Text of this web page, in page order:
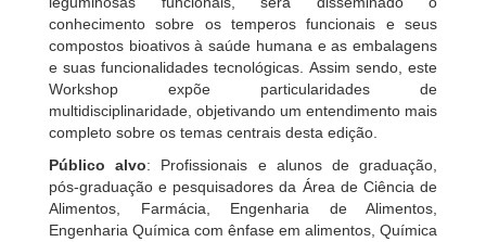
conhecimento sobre os temperos funcionais e seus
compostos bioativos à saúde humana e as embalagens
e suas funcionalidades tecnológicas. Assim sendo, este
Workshop expõe particularidades de
multidisciplinaridade, objetivando um entendimento mais
completo sobre os temas centrais desta edição.
Público alvo: Profissionais e alunos de graduação,
pós-graduação e pesquisadores da Área de Ciência de
Alimentos, Farmácia, Engenharia de Alimentos,
Engenharia Química com ênfase em alimentos, Química